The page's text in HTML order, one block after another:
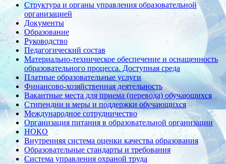
Структура и органы управления образовательной
организацией
Документы
Образование
Руководство
Педагогический состав
Материально-техническое обеспечение и оснащенность
образовательного процесса. Доступная среда
Платные образовательные услуги
Финансово-хозяйственная деятельность
Вакантные места для приема (перевода) обучающихся
Стипендии и меры и поддержки обучающихся
Международное сотрудничество
Организация питания в образовательной организации
НОКО
Внутренняя система оценки качества образования
Образовательные стандарты и требования
Система управления охраной труда